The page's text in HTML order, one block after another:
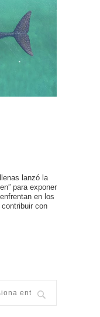
lanzó la
para exponer
en los
con